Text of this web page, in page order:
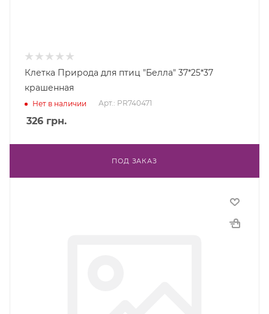
Клетка Природа для птиц "Белла" 37*25*37
крашенная
Нет в наличии Арт.: PR740471
326 грн.
ПОД ЗАКАЗ